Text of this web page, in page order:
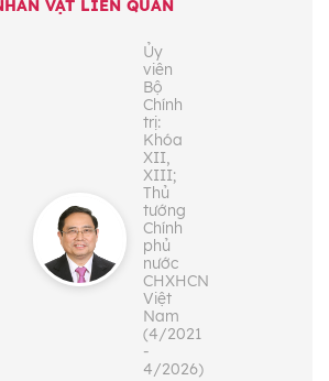
VẬT LIÊN QUAN
Ủy
viên
Bộ
Chính
trị:
Khóa
XII,
XIII;
Thủ
tướng
Chính
phủ
nước
CHXHCN
Việt
Nam
(4/2021
-
4/2026)